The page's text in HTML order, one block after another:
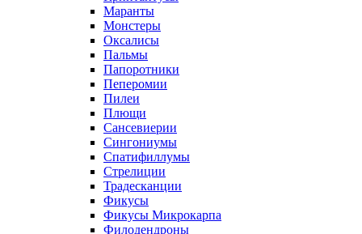
Маранты
Монстеры
Оксалисы
Пальмы
Папоротники
Пеперомии
Пилеи
Плющи
Сансевиерии
Сингониумы
Спатифиллумы
Стрелиции
Традесканции
Фикусы
Фикусы Микрокарпа
Филодендроны